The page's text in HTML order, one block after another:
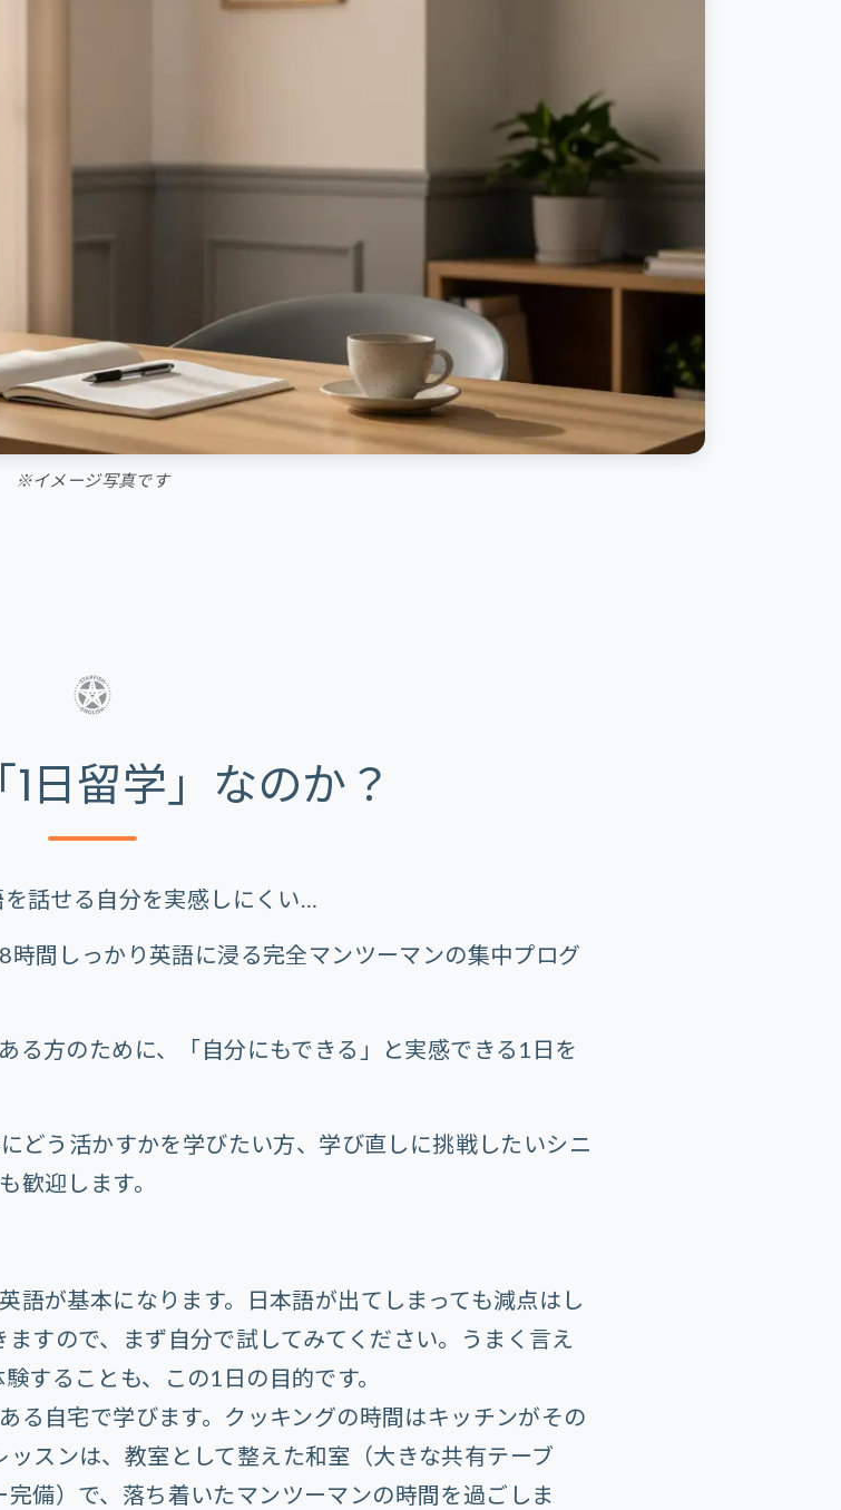
※イメージ写真です
日留学」なのか？
話せる自分を実感しにくい…
間しっかり英語に浸る完全マンツーマンの集中プログ
る方のために、「自分にもできる」と実感できる1日を
どう活かすかを学びたい方、学び直しに挑戦したいシニ
歓迎します。
語が基本になります。日本語が出てしまっても減点はし
すので、まず自分で試してみてください。うまく言え
することも、この1日の目的です。
る自宅で学びます。クッキングの時間はキッチンがその
スンは、教室として整えた和室（大きな共有テーブ
備）で、落ち着いたマンツーマンの時間を過ごしま